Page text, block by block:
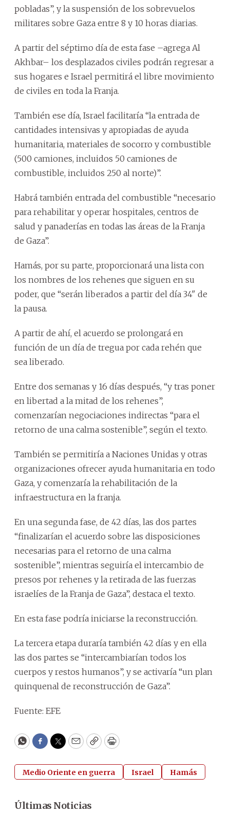
pobladas”, y la suspensión de los sobrevuelos
militares sobre Gaza entre 8 y 10 horas diarias.
A partir del séptimo día de esta fase –agrega Al
Akhbar– los desplazados civiles podrán regresar a
sus hogares e Israel permitirá el libre movimiento
de civiles en toda la Franja.
También ese día, Israel facilitaría “la entrada de
cantidades intensivas y apropiadas de ayuda
humanitaria, materiales de socorro y combustible
(500 camiones, incluidos 50 camiones de
combustible, incluidos 250 al norte)”.
Habrá también entrada del combustible “necesario
para rehabilitar y operar hospitales, centros de
salud y panaderías en todas las áreas de la Franja
de Gaza”.
Hamás, por su parte, proporcionará una lista con
los nombres de los rehenes que siguen en su
poder, que “serán liberados a partir del día 34" de
la pausa.
A partir de ahí, el acuerdo se prolongará en
función de un día de tregua por cada rehén que
sea liberado.
Entre dos semanas y 16 días después, “y tras poner
en libertad a la mitad de los rehenes”,
comenzarían negociaciones indirectas “para el
retorno de una calma sostenible”, según el texto.
También se permitiría a Naciones Unidas y otras
organizaciones ofrecer ayuda humanitaria en todo
Gaza, y comenzaría la rehabilitación de la
infraestructura en la franja.
En una segunda fase, de 42 días, las dos partes
“finalizarían el acuerdo sobre las disposiciones
necesarias para el retorno de una calma
sostenible”, mientras seguiría el intercambio de
presos por rehenes y la retirada de las fuerzas
israelíes de la Franja de Gaza”, destaca el texto.
En esta fase podría iniciarse la reconstrucción.
La tercera etapa duraría también 42 días y en ella
las dos partes se “intercambiarían todos los
cuerpos y restos humanos”, y se activaría “un plan
quinquenal de reconstrucción de Gaza”.
Fuente: EFE
WhatsApp
Facebook
Twitter
EmailCopyPrint
Medio Oriente en guerra Israel Hamás
Últimas Noticias